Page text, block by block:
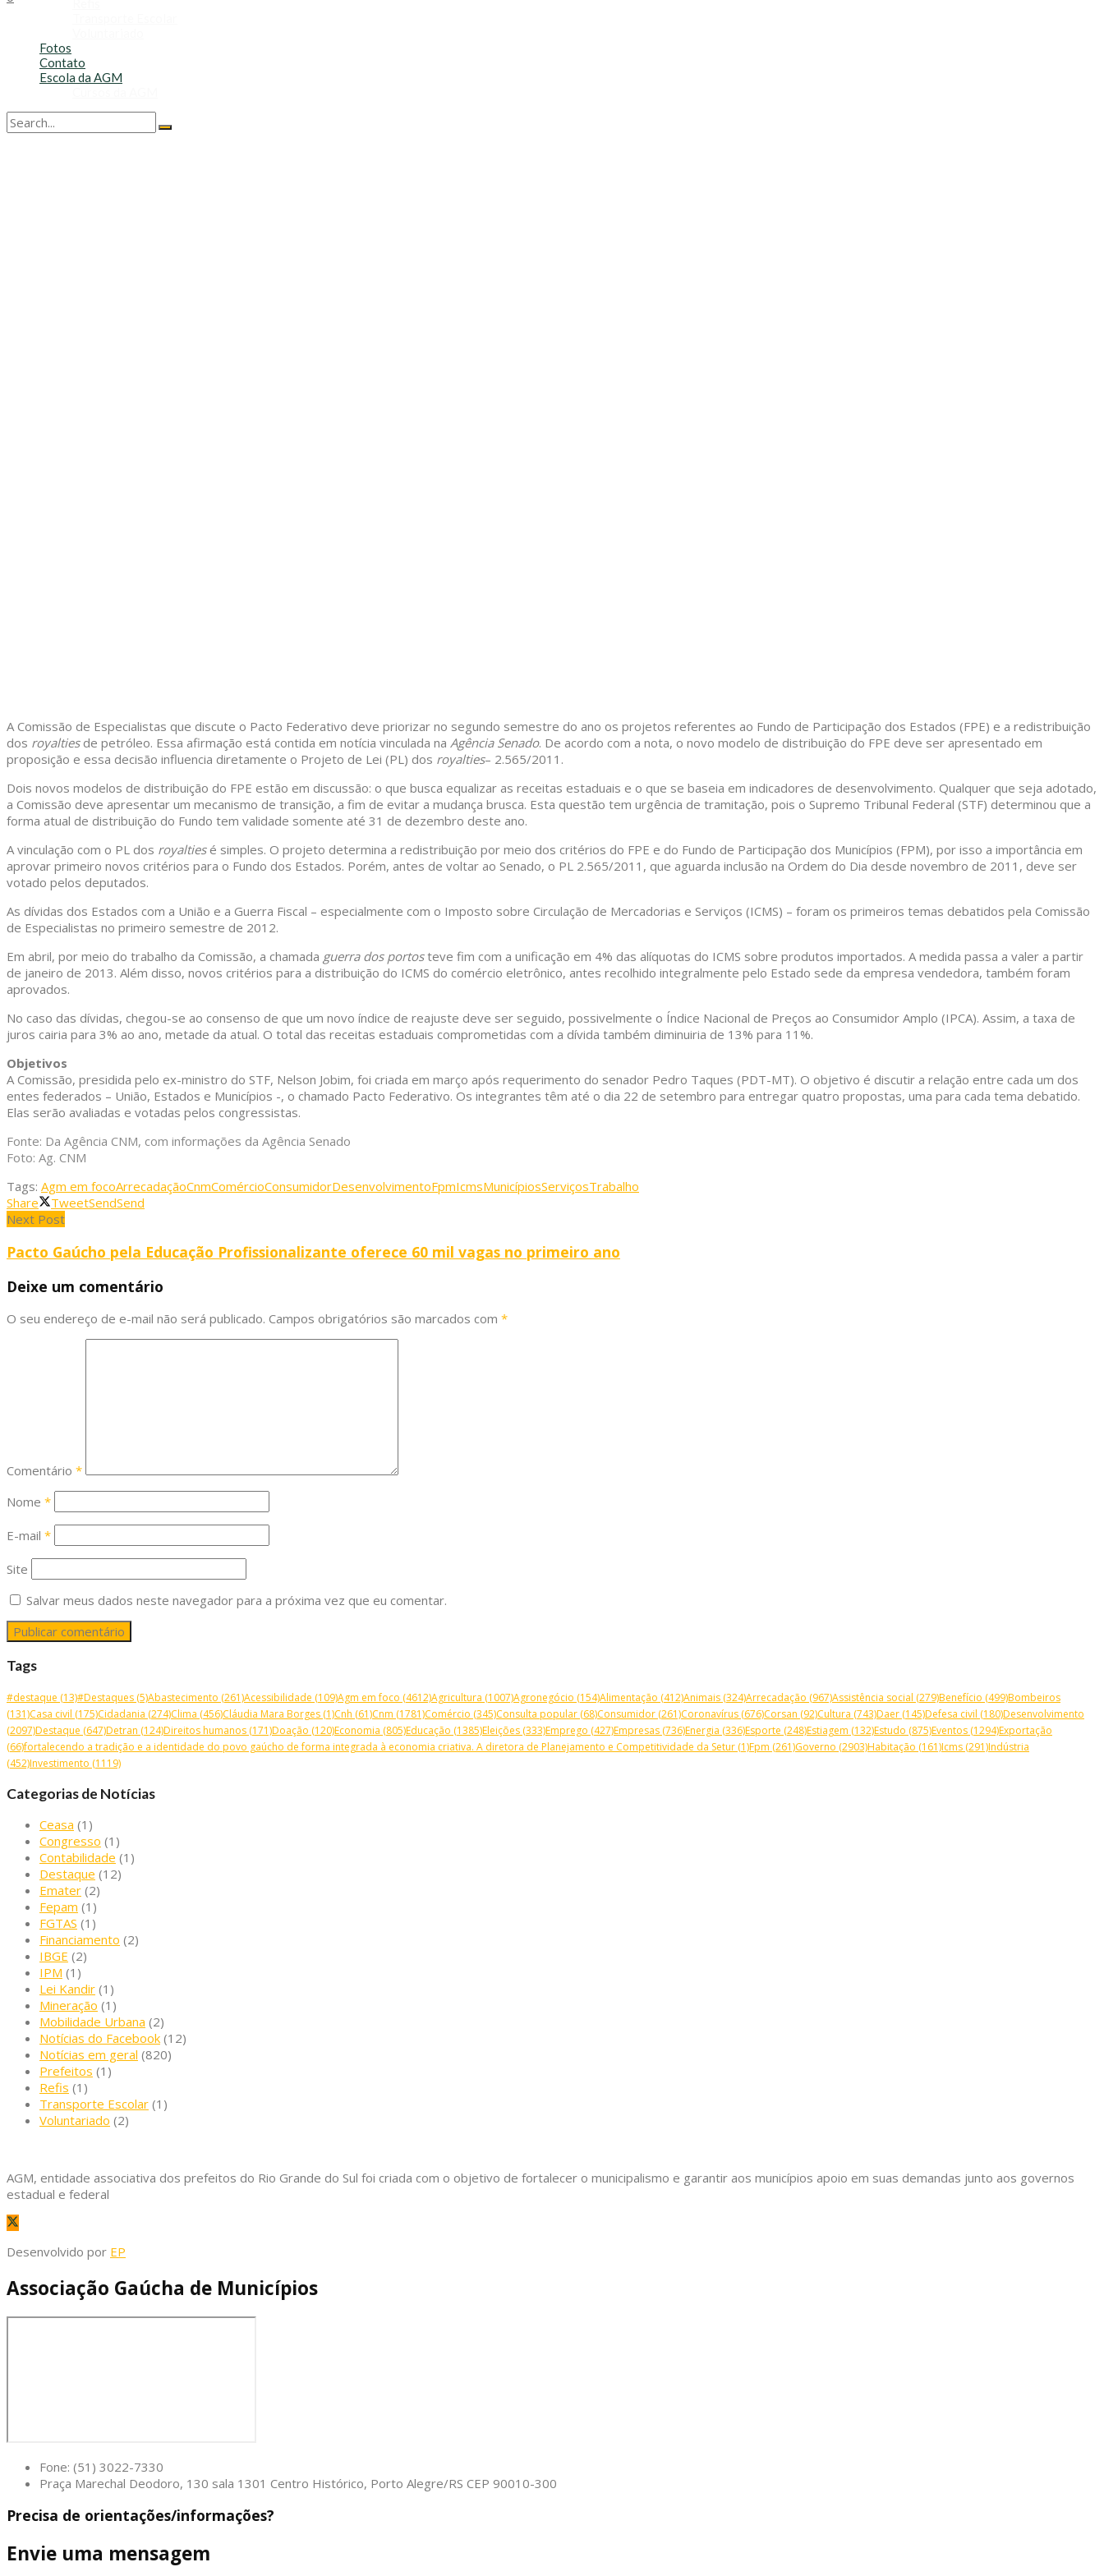
Fotos
Contato
Escola da AGM
A Comissão de Especialistas que discute o Pacto Federativo deve priorizar no segundo semestre do ano os projetos referentes ao Fundo de Participação dos Estados (FPE) e a redistribuição
dos royaltiesde petróleo. Essa afirmação está contida em notícia vinculada na Agência Senado. De acordo com a nota, o novo modelo de distribuição do FPE deve ser apresentado em
proposição e essa decisão influencia diretamente o Projeto de Lei (PL) dos royalties– 2.565/2011.
Dois novos modelos de distribuição do FPE estão em discussão: o que busca equalizar as receitas estaduais e o que se baseia em indicadores de desenvolvimento. Qualquer que seja adotado,
a Comissão deve apresentar um mecanismo de transição, a fim de evitar a mudança brusca. Esta questão tem urgência de tramitação, pois o Supremo Tribunal Federal (STF) determinou que a
forma atual de distribuição do Fundo tem validade somente até 31 de dezembro deste ano.
A vinculação com o PL dos royaltiesé simples. O projeto determina a redistribuição por meio dos critérios do FPE e do Fundo de Participação dos Municípios (FPM), por isso a importância em
aprovar primeiro novos critérios para o Fundo dos Estados. Porém, antes de voltar ao Senado, o PL 2.565/2011, que aguarda inclusão na Ordem do Dia desde novembro de 2011, deve ser
votado pelos deputados.
As dívidas dos Estados com a União e a Guerra Fiscal – especialmente com o Imposto sobre Circulação de Mercadorias e Serviços (ICMS) – foram os primeiros temas debatidos pela Comissão
de Especialistas no primeiro semestre de 2012.
Em abril, por meio do trabalho da Comissão, a chamada guerra dos portosteve fim com a unificação em 4% das alíquotas do ICMS sobre produtos importados. A medida passa a valer a partir
de janeiro de 2013. Além disso, novos critérios para a distribuição do ICMS do comércio eletrônico, antes recolhido integralmente pelo Estado sede da empresa vendedora, também foram
aprovados.
No caso das dívidas, chegou-se ao consenso de que um novo índice de reajuste deve ser seguido, possivelmente o Índice Nacional de Preços ao Consumidor Amplo (IPCA). Assim, a taxa de
juros cairia para 3% ao ano, metade da atual. O total das receitas estaduais comprometidas com a dívida também diminuiria de 13% para 11%.
Objetivos
A Comissão, presidida pelo ex-ministro do STF, Nelson Jobim, foi criada em março após requerimento do senador Pedro Taques (PDT-MT). O objetivo é discutir a relação entre cada um dos
entes federados – União, Estados e Municípios -, o chamado Pacto Federativo. Os integrantes têm até o dia 22 de setembro para entregar quatro propostas, uma para cada tema debatido.
Elas serão avaliadas e votadas pelos congressistas.
Fonte: Da Agência CNM, com informações da Agência Senado
Foto: Ag. CNM
Tags: Agm em focoArrecadaçãoCnmComércioConsumidorDesenvolvimentoFpmIcmsMunicípiosServiçosTrabalho
Share
TweetSendSend
Next Post
Pacto Gaúcho pela Educação Profissionalizante oferece 60 mil vagas no primeiro ano
Deixe um comentário
O seu endereço de e-mail não será publicado. Campos obrigatórios são marcados com *
Comentário *
Nome *
E-mail *
Site
Salvar meus dados neste navegador para a próxima vez que eu comentar.
Tags
#destaque (13)#Destaques (5)Abastecimento (261)Acessibilidade (109)Agm em foco (4612)Agricultura (1007)Agronegócio (154)Alimentação (412)Animais (324)Arrecadação (967)Assistência social (279)Benefício (499)Bombeiros
(131)Casa civil (175)Cidadania (274)Clima (456)Cláudia Mara Borges (1)Cnh (61)Cnm (1781)Comércio (345)Consulta popular (68)Consumidor (261)Coronavírus (676)Corsan (92)Cultura (743)Daer (145)Defesa civil (180)Desenvolvimento
(2097)Destaque (647)Detran (124)Direitos humanos (171)Doação (120)Economia (805)Educação (1385)Eleições (333)Emprego (427)Empresas (736)Energia (336)Esporte (248)Estiagem (132)Estudo (875)Eventos (1294)Exportação
(66)fortalecendo a tradição e a identidade do povo gaúcho de forma integrada à economia criativa. A diretora de Planejamento e Competitividade da Setur (1)Fpm (261)Governo (2903)Habitação (161)Icms (291)Indústria
(452)Investimento (1119)
Categorias de Notícias
Ceasa (1)
Congresso (1)
Contabilidade (1)
Destaque (12)
Emater (2)
Fepam (1)
FGTAS (1)
Financiamento (2)
IBGE (2)
IPM (1)
Lei Kandir (1)
Mineração (1)
Mobilidade Urbana (2)
Notícias do Facebook (12)
Notícias em geral (820)
Prefeitos (1)
Refis (1)
Transporte Escolar (1)
Voluntariado (2)
AGM, entidade associativa dos prefeitos do Rio Grande do Sul foi criada com o objetivo de fortalecer o municipalismo e garantir aos municípios apoio em suas demandas junto aos governos
estadual e federal
Desenvolvido por EP
Associação Gaúcha de Municípios
Fone: (51) 3022-7330
Praça Marechal Deodoro, 130 sala 1301 Centro Histórico, Porto Alegre/RS CEP 90010-300
Precisa de orientações/informações?
Envie uma mensagem